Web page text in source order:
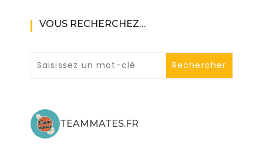
VOUS RECHERCHEZ…
TEAMMATES.FR